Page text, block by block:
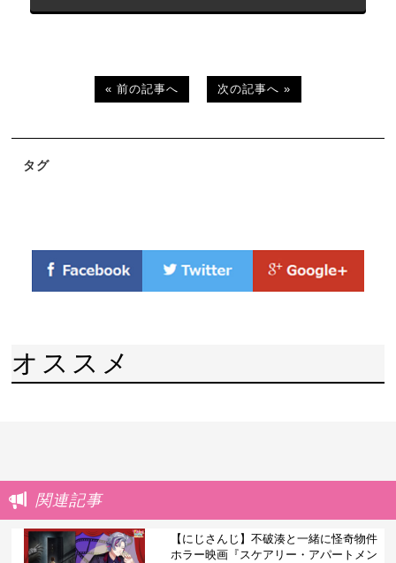
« 前の記事へ 次の記事へ »
タグ
オススメ
関連記事
【にじさんじ】不破湊と一緒に怪奇物件
ホラー映画『スケアリー・アパートメン